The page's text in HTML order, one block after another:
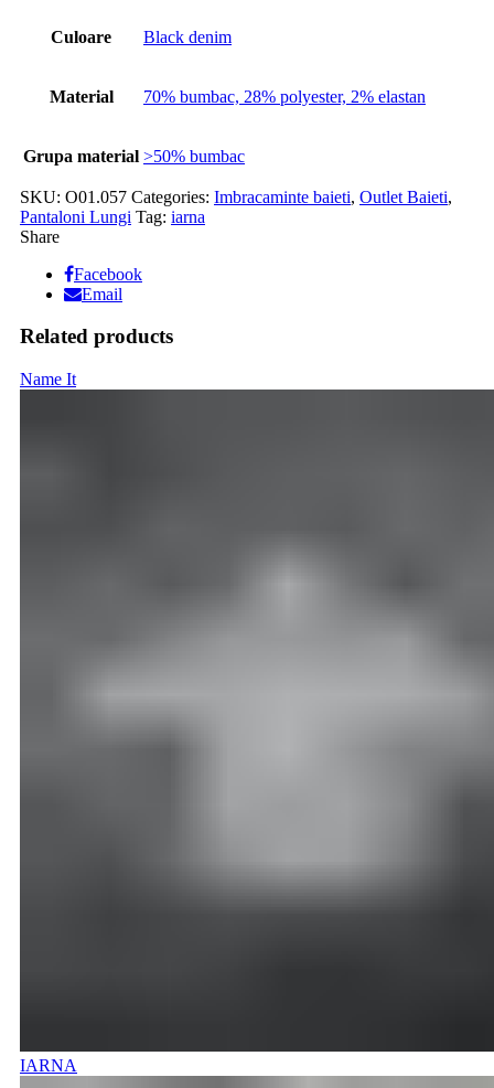
Culoare Black denim
Material 70% bumbac, 28% polyester, 2% elastan
Grupa material >50% bumbac
SKU: O01.057 Categories: Imbracaminte baieti, Outlet Baieti,
Pantaloni Lungi Tag: iarna
Share
Facebook
Email
Related products
Name It
IARNA